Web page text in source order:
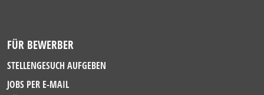
FÜR BEWERBER
STELLENGESUCH AUFGEBEN
JOBS PER E-MAIL